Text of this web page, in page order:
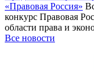
«Правовая Россия»
конкурс Правовая
области права и
Все новости